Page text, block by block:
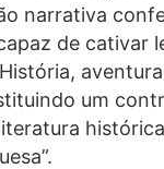
narrativa
de cativar
um